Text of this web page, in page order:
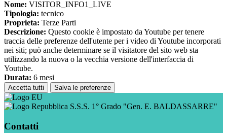
Nome: VISITOR_INFO1_LIVE
Tipologia: tecnico
Proprieta: Terze Parti
Descrizione: Questo cookie è impostato da Youtube per tenere
traccia delle preferenze dell'utente per i video di Youtube incorporati
nei siti; può anche determinare se il visitatore del sito web sta
utilizzando la nuova o la vecchia versione dell'interfaccia di
Youtube.
Durata: 6 mesi
Accetta tutti Salva le preferenze
S.S.S. 1° Grado "Gen. E. BALDASSARRE"
Contatti